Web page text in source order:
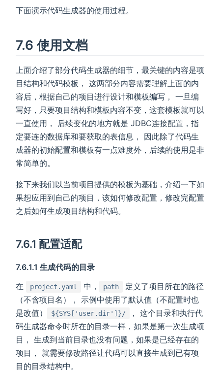
下面演示代码生成器的使用过程。
7.6 使用文档
上面介绍了部分代码生成器的细节，最关键的内容是项
目结构和代码模板， 这两部分内容需要理解上面的内
容后，根据自己的项目进行设计和模板编写， 一旦编
写好，只要项目结构和模板内容不变，这套模板就可以
一直使用， 后续变化的地方就是 JDBC连接配置，指
定要连的数据库和要获取的表信息， 因此除了代码生
成器的初始配置和模板有一点难度外，后续的使用是非
常简单的。
接下来我们以当前项目提供的模板为基础，介绍一下如
果想应用到自己的项目，该如何修改配置，修改完配置
之后如何生成项目结构和代码。
7.6.1 配置适配
7.6.1.1 生成代码的目录
在
project.yaml 中， path
定义了项目所在的路径
（不含项目名）， 示例中使用了默认值（不配置时也
是改值）
${SYS['user.dir']}/
， 这个目录和执行代
码生成器命令时所在的目录一样，如果是第一次生成项
目， 生成到当前目录也没有问题，如果是已经存在的
项目， 就需要修改路径让代码可以直接生成到已有项
目的目录结构中。